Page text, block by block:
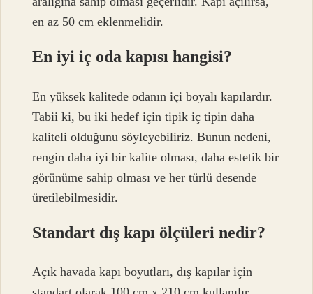
en az 50 cm eklenmelidir.
En iyi iç oda kapısı hangisi?
En yüksek kalitede odanın içi boyalı kapılardır.
Tabii ki, bu iki hedef için tipik iç tipin daha
kaliteli olduğunu söyleyebiliriz. Bunun nedeni,
rengin daha iyi bir kalite olması, daha estetik bir
görünüme sahip olması ve her türlü desende
üretilebilmesidir.
Standart dış kapı ölçüleri nedir?
Açık havada kapı boyutları, dış kapılar için